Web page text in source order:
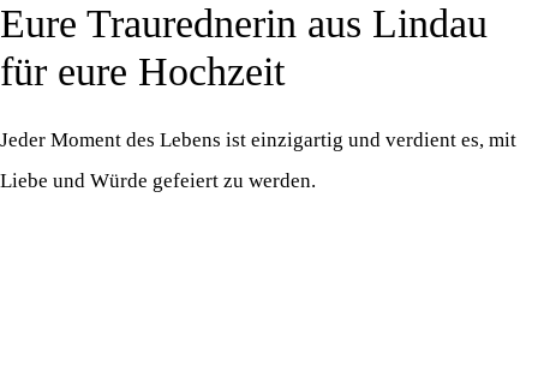
Zum
Inhalt
Eure Traurednerin aus Lindau
für eure Hochzeit
Jeder Moment des Lebens ist einzigartig und verdient es, mit
Liebe und Würde gefeiert zu werden.